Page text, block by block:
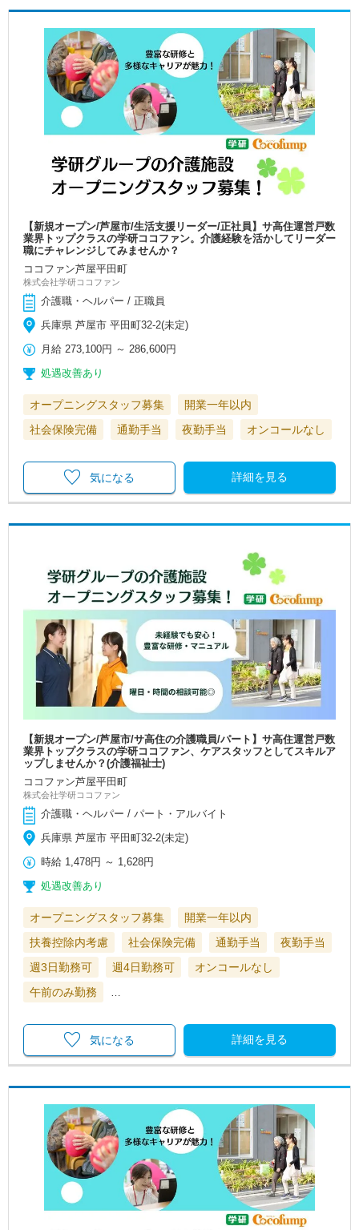
【新規オープン/芦屋市/生活支援リーダー/正社員】サ高住運営戸数
業界トップクラスの学研ココファン。介護経験を活かしてリーダー
職にチャレンジしてみませんか？
ココファン芦屋平田町
株式会社学研ココファン
介護職・ヘルパー / 正職員
兵庫県 芦屋市 平田町32-2(未定)
月給 273,100円 ～ 286,600円
処遇改善あり
オープニングスタッフ募集
開業一年以内
社会保険完備
通勤手当 夜勤手当 オンコールなし
詳細を見る
気になる
【新規オープン/芦屋市/サ高住の介護職員/パート】サ高住運営戸数
業界トップクラスの学研ココファン、ケアスタッフとしてスキルア
ップしませんか？(介護福祉士)
ココファン芦屋平田町
株式会社学研ココファン
介護職・ヘルパー / パート・アルバイト
兵庫県 芦屋市 平田町32-2(未定)
時給 1,478円 ～ 1,628円
処遇改善あり
オープニングスタッフ募集
開業一年以内
扶養控除内考慮
社会保険完備 通勤手当
夜勤手当
週3日勤務可
週4日勤務可
オンコールなし
午前のみ勤務
詳細を見る
気になる